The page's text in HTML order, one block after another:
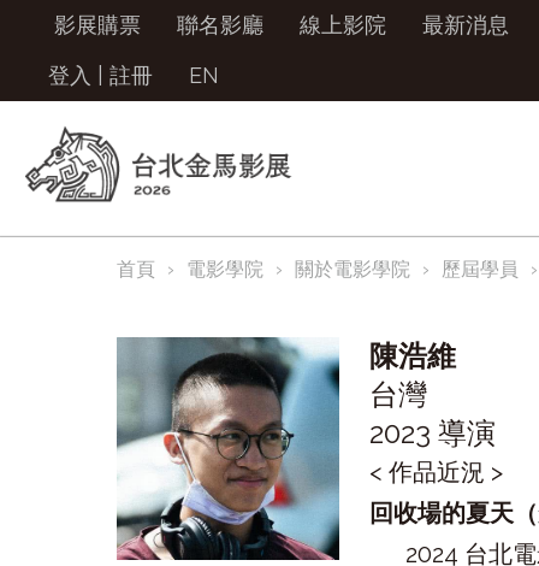
影展購票 聯名影廳 線上影院
最新消息
登入
註冊 EN
首頁 電影學院 關於電影學院 歷屆學員
陳浩維
台灣
2023 導演
< 作品近況 >
回收場的夏天
2024 台北